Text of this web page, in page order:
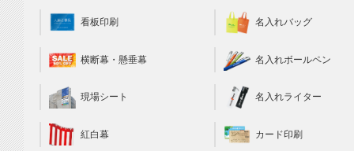
看板印刷
横断幕・懸垂幕
現場シート
紅白幕
名入れバッグ
名入れボールペン
名入れライター
カード印刷